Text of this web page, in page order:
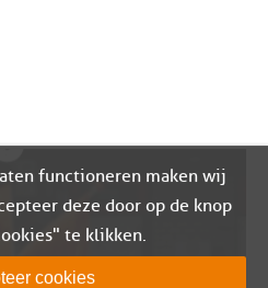
functioneren maken wij
deze door op de knop
te klikken.
cookies